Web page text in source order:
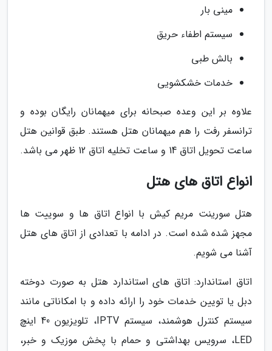
مینی بار
سیستم اطفاء حریق
بالش طبی
خدمات خشکشویی
علاوه بر این وعده صبحانه برای میهمانان رایگان بوده و
ترانسفر رفت را هم میهمانان هتل هستند. طبق قوانین هتل
ساعت تحویل اتاق 14 و ساعت تخلیه اتاق 12 ظهر می باشد.
انواع اتاق های هتل
هتل سورینت مریم کیش با انواع اتاق ها و سوییت ها
مجهز شده شده است. در ادامه با تعدادی از اتاق های هتل
آشنا می شویم.
اتاق استاندارد: اتاق های استاندارد هتل به صورت دوخته
دبل یا تویین خدمات خود را ارائه داده و با امکاناتی مانند
سیستم کنترل هوشمند، سیستم IPTV، تلویزیون 40 اینچ
LED، سرویس بهداشتی و حمام با پخش موزیک و خبر،